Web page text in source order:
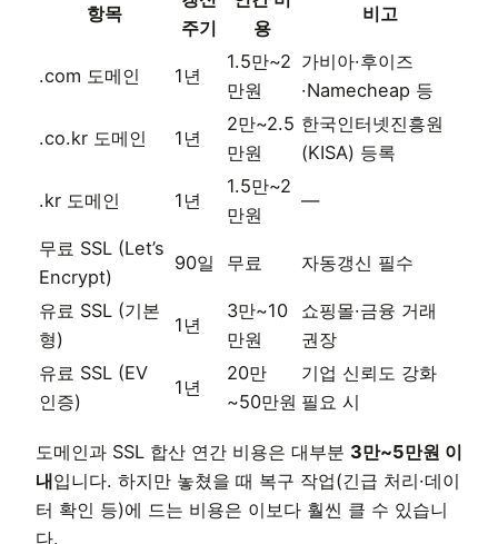
항목
주기
용
비고
.com 도메인 1년
1.5만~2
만원
가비아·후이즈
·Namecheap 등
.co.kr 도메인 1년
2만~2.5
만원
한국인터넷진흥원
(KISA) 등록
.kr 도메인 1년
1.5만~2
만원
—
무료 SSL (Let’s
Encrypt)
90일 무료 자동갱신 필수
유료 SSL (기본
형)
1년
3만~10
만원
쇼핑몰·금융 거래
권장
유료 SSL (EV
인증)
1년
20만
~50만원
기업 신뢰도 강화
필요 시
도메인과 SSL 합산 연간 비용은 대부분 3만~5만원 이
내입니다. 하지만 놓쳤을 때 복구 작업(긴급 처리·데이
터 확인 등)에 드는 비용은 이보다 훨씬 클 수 있습니
다.